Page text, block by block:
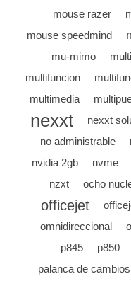
mouse razer
mouse speedmind
mu-mimo
multifuncion
multimedia
nexxt nexxt
no administrable
nvidia 2gb
nvme
nzxt
ocho
officejet
omnidireccional
p845
p850
palanca de cambios